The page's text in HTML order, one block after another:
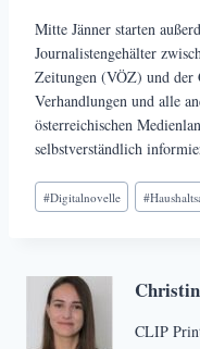
Mitte Jänner starten
Journalistengehälter
Zeitungen (VÖZ) und der
Verhandlungen und alle
österreichischen
selbstverständlich
Schlagworte:
#Digitalnovelle #
CLIP